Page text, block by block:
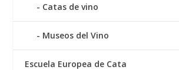
Catas de vino
Museos del Vino
Escuela Europea de Cata